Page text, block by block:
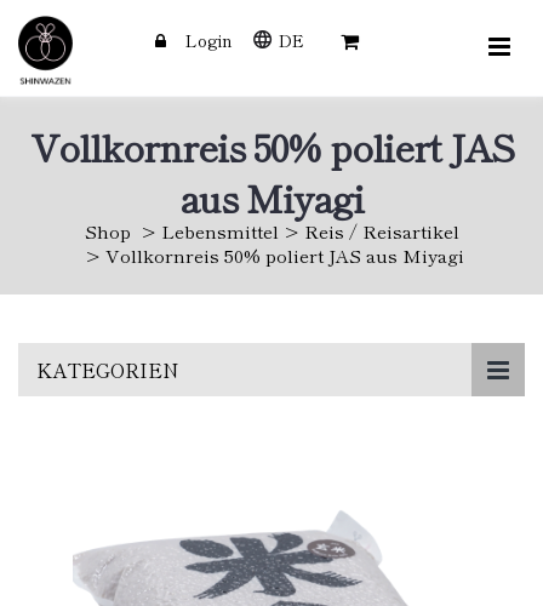
Login DE
Vollkornreis 50% poliert JAS
aus Miyagi
Shop Lebensmittel
Reis / Reisartikel
Vollkornreis 50% poliert JAS aus Miyagi
KATEGORIEN